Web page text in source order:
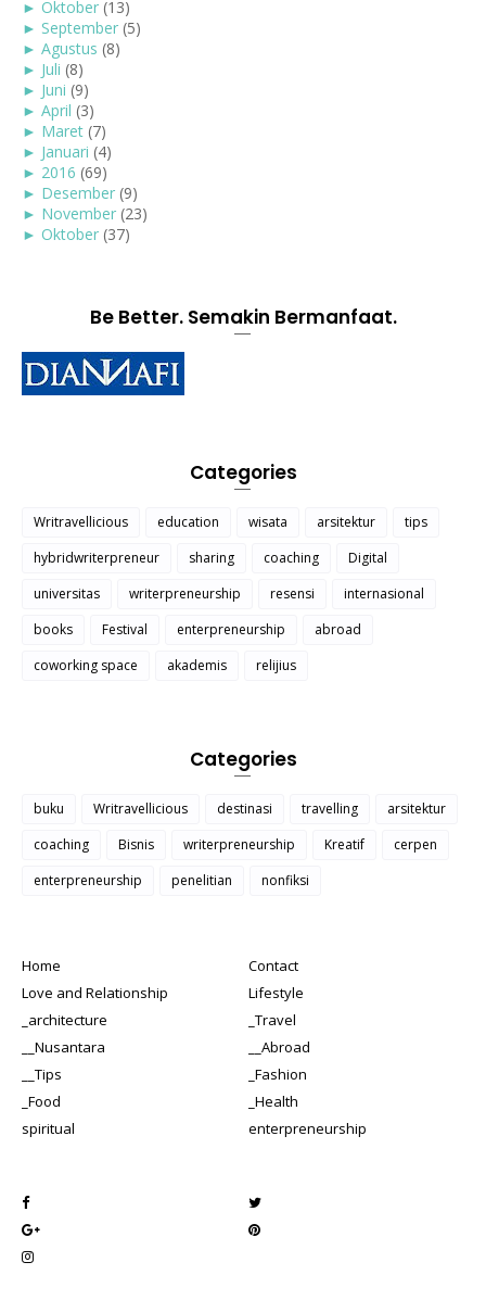
► Oktober (13)
► September (5)
► Agustus (8)
► Juli (8)
► Juni (9)
► April (3)
► Maret (7)
► Januari (4)
► 2016 (69)
► Desember (9)
► November (23)
► Oktober (37)
Be Better. Semakin Bermanfaat.
Categories
Writravellicious education wisata arsitektur
tips
hybridwriterpreneur
sharing coaching
Digital
universitas
writerpreneurship resensi
internasional
books
Festival enterpreneurship
abroad
coworking space
akademis relijius
Categories
buku Writravellicious destinasi travelling
arsitektur
coaching
Bisnis writerpreneurship Kreatif
cerpen
enterpreneurship
penelitian nonfiksi
Home
Contact
Love and Relationship
Lifestyle
_architecture
_Travel
__Nusantara
__Abroad
__Tips
_Fashion
_Food
_Health
spiritual
enterpreneurship